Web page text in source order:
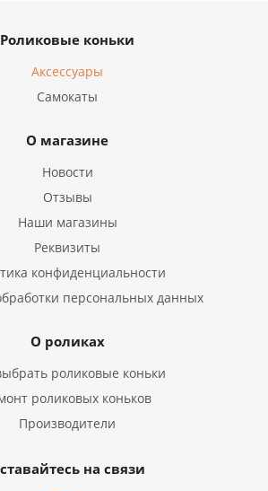
Роликовые коньки
Аксессуары
Самокаты
О магазине
Новости
Отзывы
Наши магазины
Реквизиты
конфиденциальности
персональных данных
О роликах
роликовые коньки
роликовых коньков
Производители
на связи